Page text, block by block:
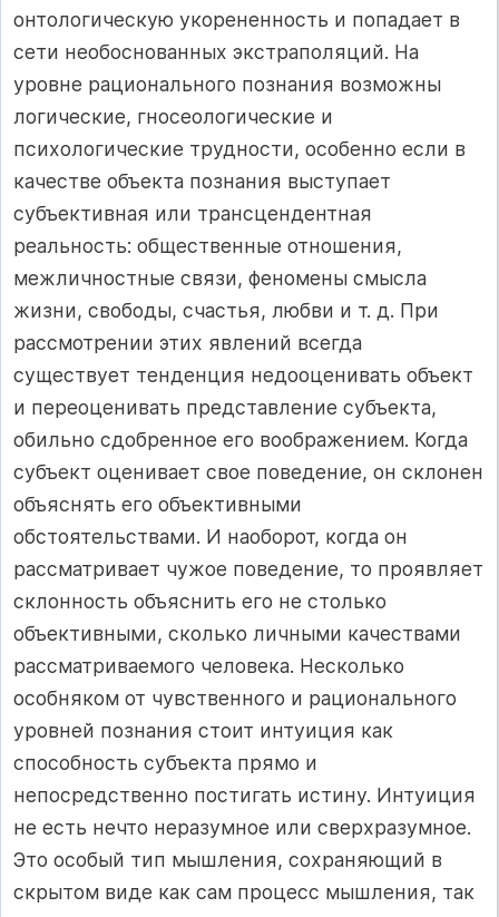
онтологическую укорененность и попадает в
сети необоснованных экстраполяций. На
уровне рационального познания возможны
логические, гносеологические и
психологические трудности, особенно если в
качестве объекта познания выступает
субъективная или трансцендентная
реальность: общественные отношения,
межличностные связи, феномены смысла
жизни, свободы, счастья, любви и т. д. При
рассмотрении этих явлений всегда
существует тенденция недооценивать объект
и переоценивать представление субъекта,
обильно сдобренное его воображением. Когда
субъект оценивает свое поведение, он склонен
объяснять его объективными
обстоятельствами. И наоборот, когда он
рассматривает чужое поведение, то проявляет
склонность объяснить его не столько
объективными, сколько личными качествами
рассматриваемого человека. Несколько
особняком от чувственного и рационального
уровней познания стоит интуиция как
способность субъекта прямо и
непосредственно постигать истину. Интуиция
не есть нечто неразумное или сверхразумное.
Это особый тип мышления, сохраняющий в
скрытом виде как сам процесс мышления, так